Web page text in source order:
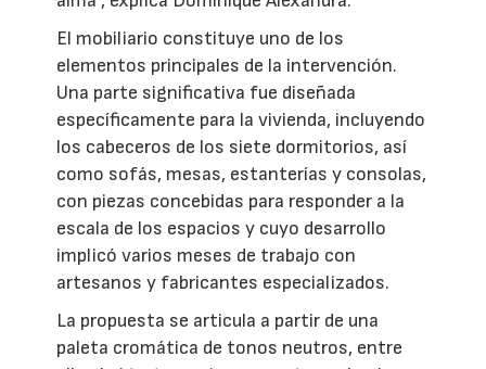
El mobiliario constituye uno de los
elementos principales de la intervención.
Una parte significativa fue diseñada
específicamente para la vivienda, incluyendo
los cabeceros de los siete dormitorios, así
como sofás, mesas, estanterías y consolas,
con piezas concebidas para responder a la
escala de los espacios y cuyo desarrollo
implicó varios meses de trabajo con
artesanos y fabricantes especializados.
La propuesta se articula a partir de una
paleta cromática de tonos neutros, entre